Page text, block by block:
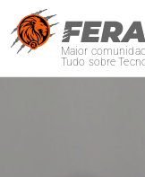
Maior
Tudo sobre